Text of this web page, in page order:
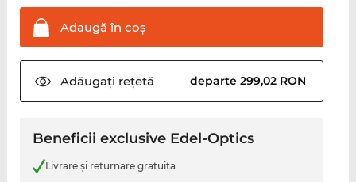
Adaugă în coş
Adăugați rețetă departe 299,02 RON
Beneficii exclusive Edel-Optics
Livrare şi returnare gratuita